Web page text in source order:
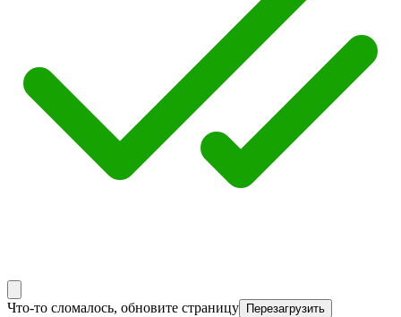
Что-то сломалось, обновите страницу Перезагрузить